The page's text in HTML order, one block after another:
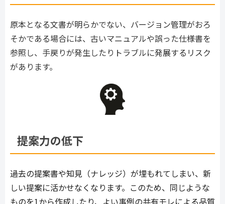
原本となる文書が明らかでない、バージョン管理がおろ
そかである場合には、古いマニュアルや誤った仕様書を
参照し、手戻りが発生したりトラブルに発展するリスク
があります。
提案力の低下
過去の提案書や知見（ナレッジ）が埋もれてしまい、新
しい提案に活かせなくなります。このため、同じような
ものを1から作成したり、よい事例の共有モレによる品質